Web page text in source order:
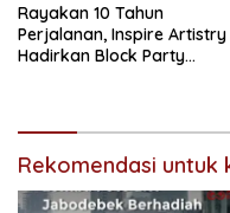
Rayakan 10 Tahun
Perjalanan, Inspire Artistry
Hadirkan Block Party
Rekomendasi untuk